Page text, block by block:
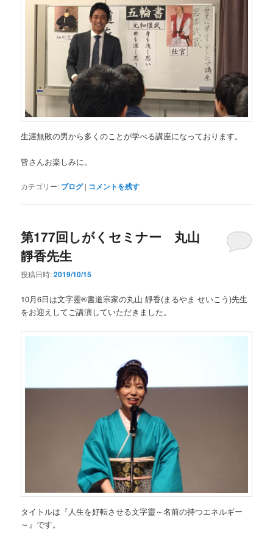
生涯無敗の男から多くのことが学べる講座になっております。
皆さんお楽しみに。
カテゴリー: ブログ | コメントを残す
第177回しがくセミナー 丸山
靜香先生
投稿日時:2019/10/15
10月6日は文字靈®書道宗家の丸山 靜香(まるやま せいこう)先生
をお迎えしてご講演していただきました。
タイトルは『人生を好転させる文字靈～名前の持つエネルギー
～』です。